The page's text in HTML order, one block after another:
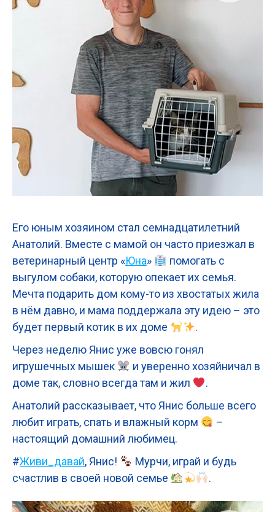
Его юным хозяином стал семнадцатилетний
Анатолий. Вместе с мамой он часто приезжал в
ветеринарный центр «Юна»
помогать с
выгулом собаки, которую опекает их семья.
Мечта подарить дом кому-то из хвостатых жила
в нём давно, и мама поддержала эту идею – это
будет первый котик в их доме
.
Через неделю Янис уже вовсю гонял
игрушечных мышек
и уверенно хозяйничал в
доме так, словно всегда там и жил
.
Анатолий рассказывает, что Янис больше всего
любит играть, спать и влажный корм
–
настоящий домашний любимец.
#Живи_давай, Янис!
Мурчи, играй и будь
счастлив в своей новой семье
.